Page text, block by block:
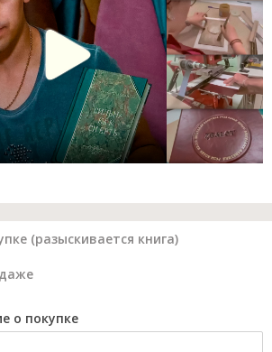
(разыскивается книга)
о покупке